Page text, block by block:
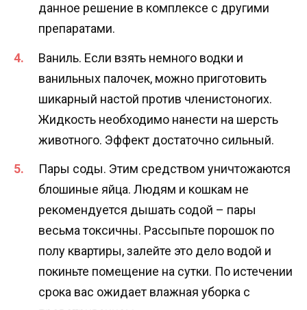
данное решение в комплексе с другими
препаратами.
Ваниль. Если взять немного водки и
ванильных палочек, можно приготовить
шикарный настой против членистоногих.
Жидкость необходимо нанести на шерсть
животного. Эффект достаточно сильный.
Пары соды. Этим средством уничтожаются
блошиные яйца. Людям и кошкам не
рекомендуется дышать содой – пары
весьма токсичны. Рассыпьте порошок по
полу квартиры, залейте это дело водой и
покиньте помещение на сутки. По истечении
срока вас ожидает влажная уборка с